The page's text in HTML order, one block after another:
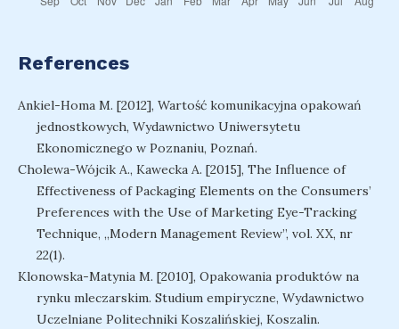
References
Ankiel-Homa M. [2012], Wartość komunikacyjna opakowań
jednostkowych, Wydawnictwo Uniwersytetu
Ekonomicznego w Poznaniu, Poznań.
Cholewa-Wójcik A., Kawecka A. [2015], The Influence of
Effectiveness of Packaging Elements on the Consumers’
Preferences with the Use of Marketing Eye-Tracking
Technique, „Modern Management Review”, vol. XX, nr
22(1).
Klonowska-Matynia M. [2010], Opakowania produktów na
rynku mleczarskim. Studium empiryczne, Wydawnictwo
Uczelniane Politechniki Koszalińskiej, Koszalin.